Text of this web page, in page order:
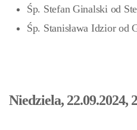
Śp. Stefan Ginalski od
Śp. Stanisława Idzior od
Niedziela, 22.09.2024,